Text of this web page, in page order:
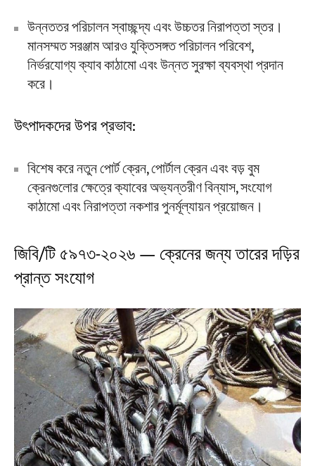
উন্নততর পরিচালন স্বাচ্ছন্দ্য এবং উচ্চতর নিরাপত্তা স্তর।
মানসম্মত সরঞ্জাম আরও যুক্তিসঙ্গত পরিচালন পরিবেশ,
নির্ভরযোগ্য ক্যাব কাঠামো এবং উন্নত সুরক্ষা ব্যবস্থা প্রদান
করে।
উৎপাদকদের উপর প্রভাব:
বিশেষ করে নতুন পোর্ট ক্রেন, পোর্টাল ক্রেন এবং বড় বুম
ক্রেনগুলোর ক্ষেত্রে ক্যাবের অভ্যন্তরীণ বিন্যাস, সংযোগ
কাঠামো এবং নিরাপত্তা নকশার পুনর্মূল্যায়ন প্রয়োজন।
জিবি/টি ৫৯৭৩-২০২৬ — ক্রেনের জন্য তারের দড়ির
প্রান্ত সংযোগ